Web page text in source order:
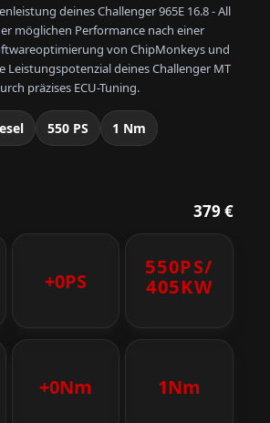
deines Challenger 965E 16.8 - All
möglichen Performance nach einer
von ChipMonkeys und
Leistungspotenzial deines Challenger MT
präzises ECU-Tuning.
550 PS 1 Nm
379 €
+0PS
550PS/
405KW
+0Nm 1Nm